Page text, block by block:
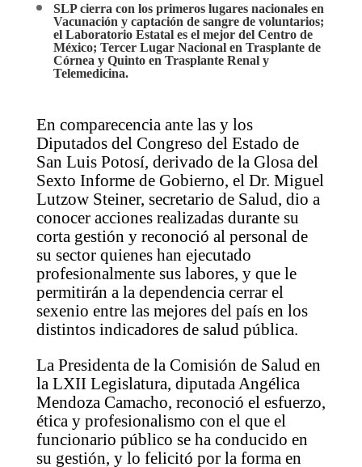
SLP cierra con los primeros lugares nacionales en
Vacunación y captación de sangre de voluntarios;
el Laboratorio Estatal es el mejor del Centro de
México; Tercer Lugar Nacional en Trasplante de
Córnea y Quinto en Trasplante Renal y
Telemedicina.
En comparecencia ante las y los
Diputados del Congreso del Estado de
San Luis Potosí, derivado de la Glosa del
Sexto Informe de Gobierno, el Dr. Miguel
Lutzow Steiner, secretario de Salud, dio a
conocer acciones realizadas durante su
corta gestión y reconoció al personal de
su sector quienes han ejecutado
profesionalmente sus labores, y que le
permitirán a la dependencia cerrar el
sexenio entre las mejores del país en los
distintos indicadores de salud pública.
La Presidenta de la Comisión de Salud en
la LXII Legislatura, diputada Angélica
Mendoza Camacho, reconoció el esfuerzo,
ética y profesionalismo con el que el
funcionario público se ha conducido en
su gestión, y lo felicitó por la forma en